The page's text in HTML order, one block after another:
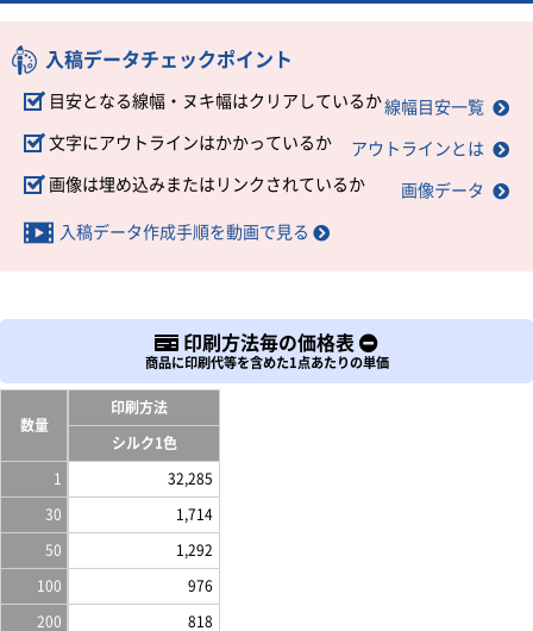
入稿データチェックポイント
目安となる線幅・ヌキ幅はクリアしているか線幅目安一覧
文字にアウトラインはかかっているか アウトラインとは
画像は埋め込みまたはリンクされているか 画像データ
入稿データ作成手順を動画で見る
印刷方法毎の価格表
商品に印刷代等を含めた1点あたりの単価
数量
印刷方法
シルク1色
1 32,285
30 1,714
50 1,292
100 976
200 818